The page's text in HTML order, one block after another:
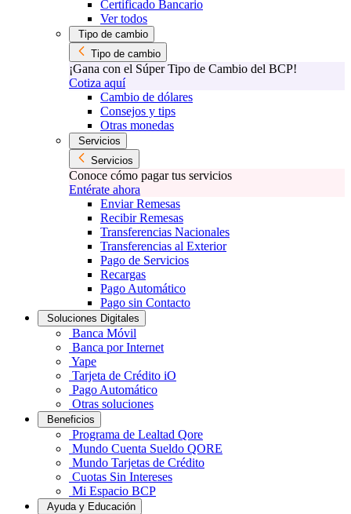
Certificado Bancario
Ver todos
Tipo de cambio
Tipo de cambio
¡Gana con el Súper Tipo de Cambio del BCP!
Cotiza aquí
Cambio de dólares
Consejos y tips
Otras monedas
Servicios
Servicios
Conoce cómo pagar tus servicios
Entérate ahora
Enviar Remesas
Recibir Remesas
Transferencias Nacionales
Transferencias al Exterior
Pago de Servicios
Recargas
Pago Automático
Pago sin Contacto
Soluciones Digitales
Banca Móvil
Banca por Internet
Yape
Tarjeta de Crédito iO
Pago Automático
Otras soluciones
Beneficios
Programa de Lealtad Qore
Mundo Cuenta Sueldo QORE
Mundo Tarjetas de Crédito
Cuotas Sin Intereses
Mi Espacio BCP
Ayuda y Educación